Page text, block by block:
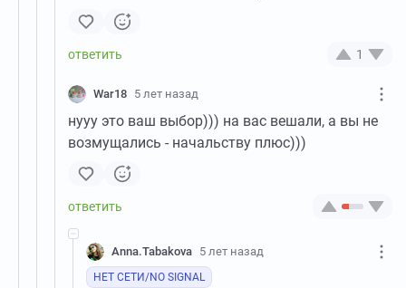
1
War18 5 лет назад
нууу это ваш выбор))) на вас вешали, а вы не
возмущались - начальству плюс)))
Anna.Tabakova 5 лет назад
НЕТ СЕТИ/NO SIGNAL